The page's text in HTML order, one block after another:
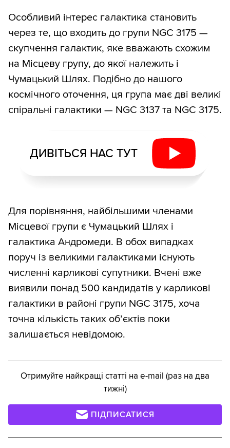
Особливий інтерес галактика становить
через те, що входить до групи NGC 3175 —
скупчення галактик, яке вважають схожим
на Місцеву групу, до якої належить і
Чумацький Шлях. Подібно до нашого
космічного оточення, ця група має дві великі
спіральні галактики — NGC 3137 та NGC 3175.
ДИВІТЬСЯ НАС ТУТ
Для порівняння, найбільшими членами
Місцевої групи є Чумацький Шлях і
галактика Андромеди. В обох випадках
поруч із великими галактиками існують
численні карликові супутники. Вчені вже
виявили понад 500 кандидатів у карликові
галактики в районі групи NGC 3175, хоча
точна кількість таких об’єктів поки
залишається невідомою.
Отримуйте найкращі статті на e-mail (раз на два
тижні)
ПІДПИСАТИСЯ